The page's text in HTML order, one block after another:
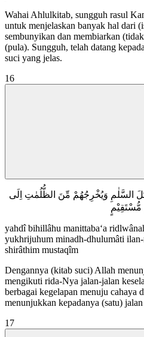
Wahai Ahlulkitab, sungguh rasul
untuk menjelaskan banyak hal dari
sembunyikan dan membiarkan
(pula). Sungguh, telah datang
suci yang jelas.
16
السَّلٰمِ وَيُخْرِجُهُمْ مِّنَ الظُّلُمٰتِ اِلَى
مُّسْتَقِيْمٍ
yahdî bihillâhu manittaba‘a
yukhrijuhum minadh-dhulumâti
shirâthim mustaqîm
Dengannya (kitab suci) Allah
mengikuti rida-Nya jalan-jalan
berbagai kegelapan menuju cahaya
menunjukkan kepadanya (satu)
17